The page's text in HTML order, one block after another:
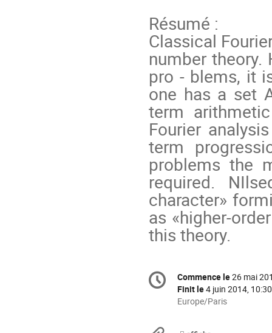
Résumé :
Classical
number
pro - blems, it
one has a set
term
Fourier
term
problems the
required.
character»
as «higher-
this theory.
Information
de
Date/Heure
Commence le26 mai
Finit le4 juin 2014, 10:30
Toutes
Europe/Paris